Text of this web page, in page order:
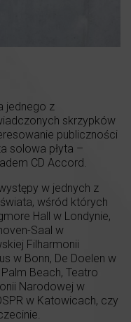
jednego z
skrzypków
publiczności
solowa płyta –
CD Accord.
w jednych z
wśród których
Hall w Londynie,
Saal w
Filharmonii
w Bonn, De Doelen w
Beach, Teatro
Narodowej w
w Katowicach, czy